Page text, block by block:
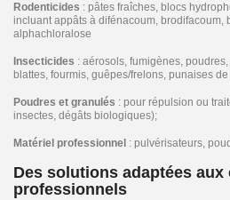
Rodenticides : pâtes fraîches, blocs
incluant appâts à difénacoum, brodifacoum,
alphachloralose
Insecticides : aérosols, fumigènes,
blattes, fourmis, guêpes/frelons, punaises
Poudres et granulés : pour répulsion ou
insectes, dégâts biologiques);
Matériel professionnel : pulvérisateurs,
Des solutions adaptées aux
professionnels